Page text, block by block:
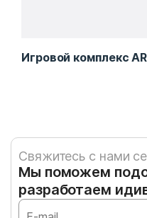
Игровой комплекс
Свяжитесь с нами
Мы поможем
разработаем